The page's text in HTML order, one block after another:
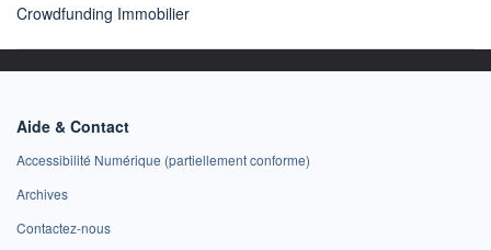
Crowdfunding Immobilier
Aide & Contact
Accessibilité Numérique (partiellement conforme)
Archives
Contactez-nous